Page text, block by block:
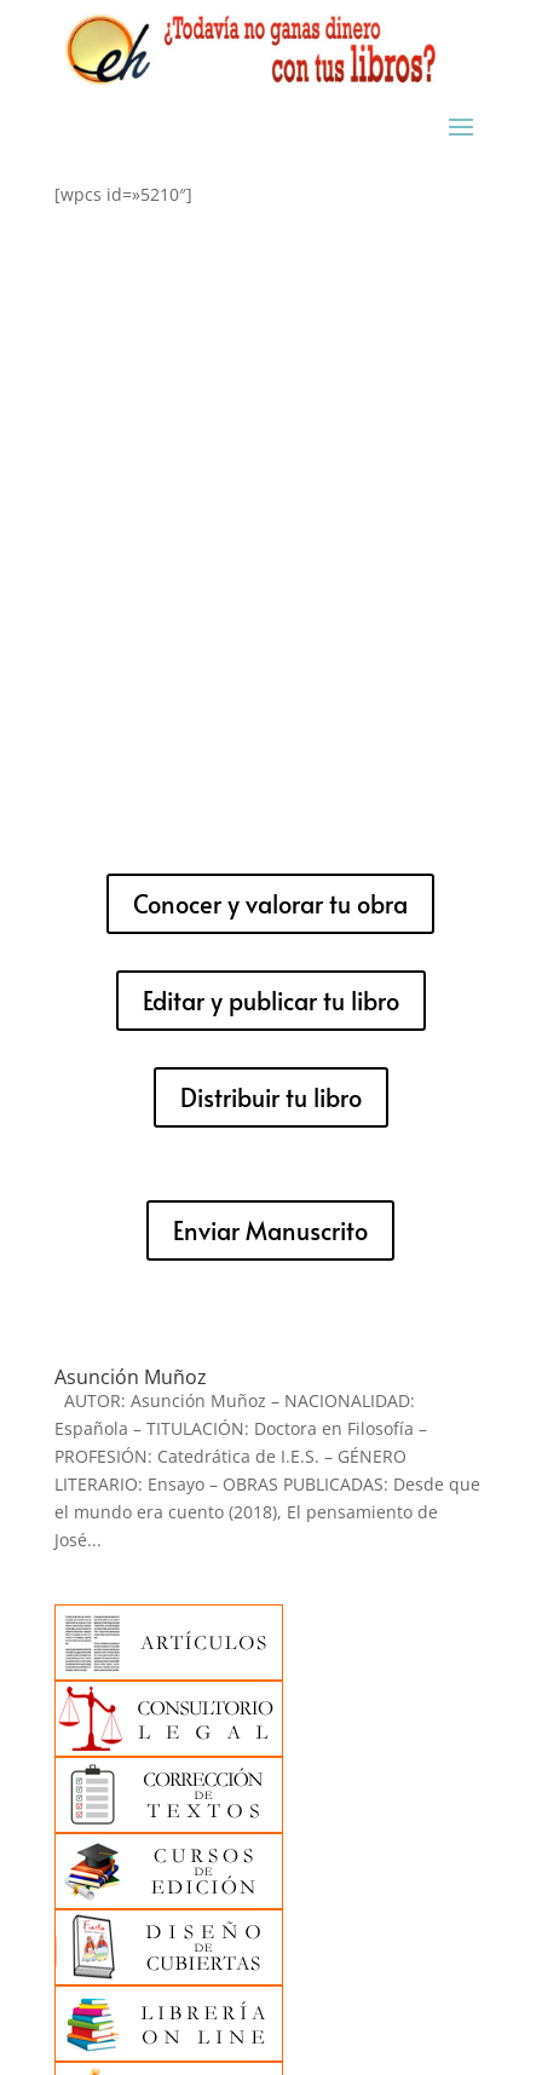
[wpcs id=»5210″]
Conocer y valorar tu obra
Editar y publicar tu libro
Distribuir tu libro
Enviar Manuscrito
Asunción Muñoz
AUTOR: Asunción Muñoz – NACIONALIDAD:
Española – TITULACIÓN: Doctora en Filosofía –
PROFESIÓN: Catedrática de I.E.S. – GÉNERO
LITERARIO: Ensayo – OBRAS PUBLICADAS: Desde que
el mundo era cuento (2018), El pensamiento de
José...